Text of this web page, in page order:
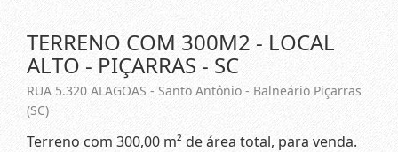
TERRENO COM 300M2 - LOCAL
ALTO - PIÇARRAS - SC
RUA 5.320 ALAGOAS - Santo Antônio - Balneário Piçarras
(SC)
Terreno com 300,00 m² de área total, para venda.